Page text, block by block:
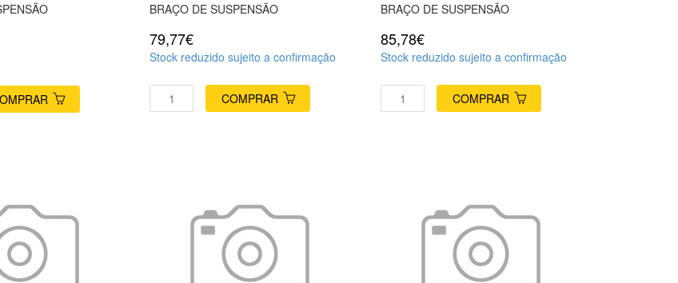
BRAÇO DE SUSPENSÃO
79,77€
Stock reduzido sujeito a confirmação
COMPRAR
BRAÇO DE SUSPENSÃO
85,78€
Stock reduzido sujeito a confirmação
COMPRAR